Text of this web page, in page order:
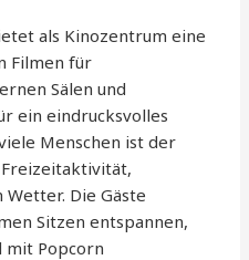
als Kinozentrum eine
Filmen für
Sälen und
ein eindrucksvolles
Menschen ist der
Die Gäste
Sitzen entspannen,
mit Popcorn